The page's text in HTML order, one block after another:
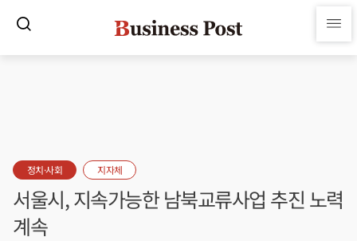
정치·사회 지자체
서울시, 지속가능한 남북교류사업 추진 노력
계속